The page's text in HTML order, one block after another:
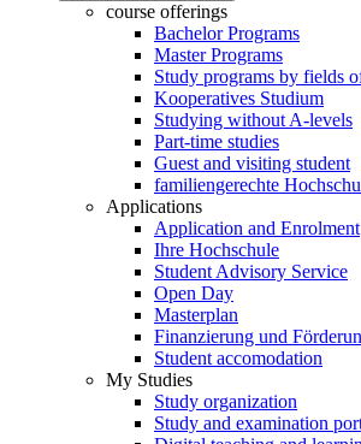
course offerings
Bachelor Programs
Master Programs
Study programs by fields
Kooperatives Studium
Studying without A-levels
Part-time studies
Guest and visiting student
familiengerechte
Applications
Application and Enrolment
Ihre Hochschule
Student Advisory Service
Open Day
Masterplan
Finanzierung und
Student accomodation
My Studies
Study organization
Study and examination